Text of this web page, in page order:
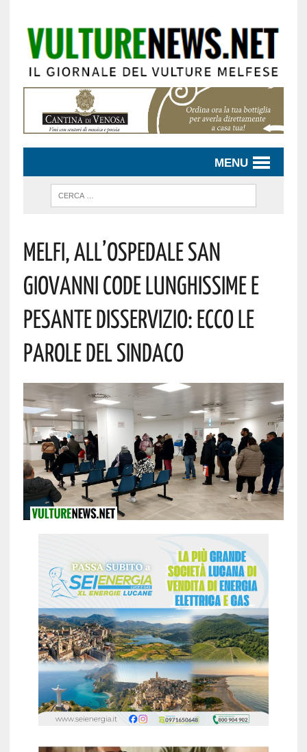
MENU
Melfi, All’Ospedale San
Giovanni Code Lunghissime E
Pesante Disservizio: Ecco Le
Parole Del Sindaco